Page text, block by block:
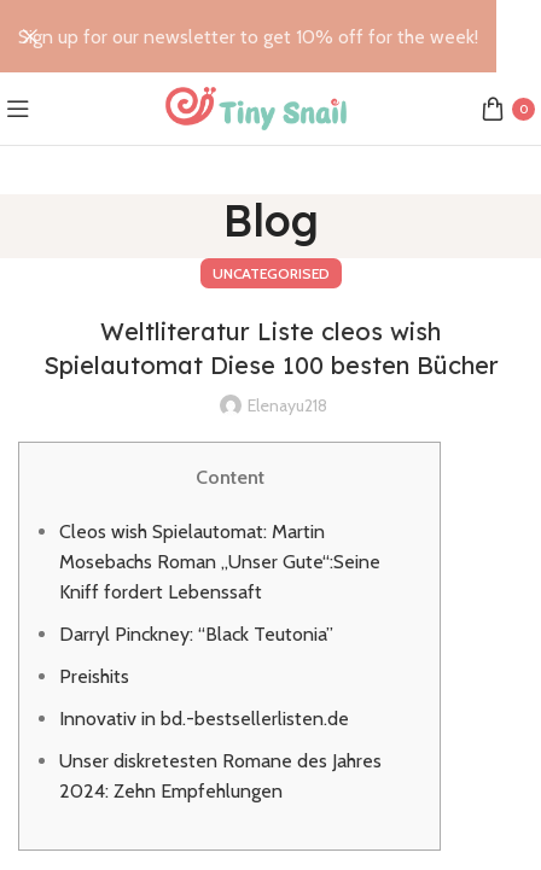
0
Blog
UNCATEGORISED
Weltliteratur Liste cleos wish
Spielautomat Diese 100 besten Bücher
Elenayu218
Content
Cleos wish Spielautomat: Martin
Mosebachs Roman „Unser Gute“:Seine
Kniff fordert Lebenssaft
Darryl Pinckney: “Black Teutonia”
Preishits
Innovativ in bd.-bestsellerlisten.de
Unser diskretesten Romane des Jahres
2024: Zehn Empfehlungen
Sign up for our newsletter to get 10% off for the week!